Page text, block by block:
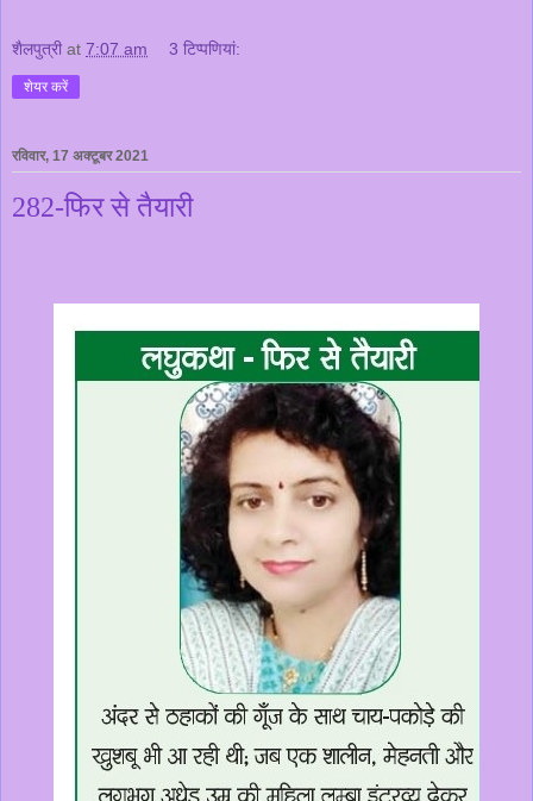
शैलपुत्री at 7:07 am 3 टिप्‍पणियां:
शेयर करें
रविवार, 17 अक्टूबर 2021
282-फिर से तैयारी